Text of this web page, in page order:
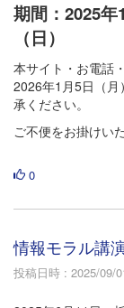
期間：2025年
（日）
本サイト・お電話
2026年1月5日（月
承ください。
ご不便をお掛けい
0
情報モラル講
投稿日時 : 2025/09/